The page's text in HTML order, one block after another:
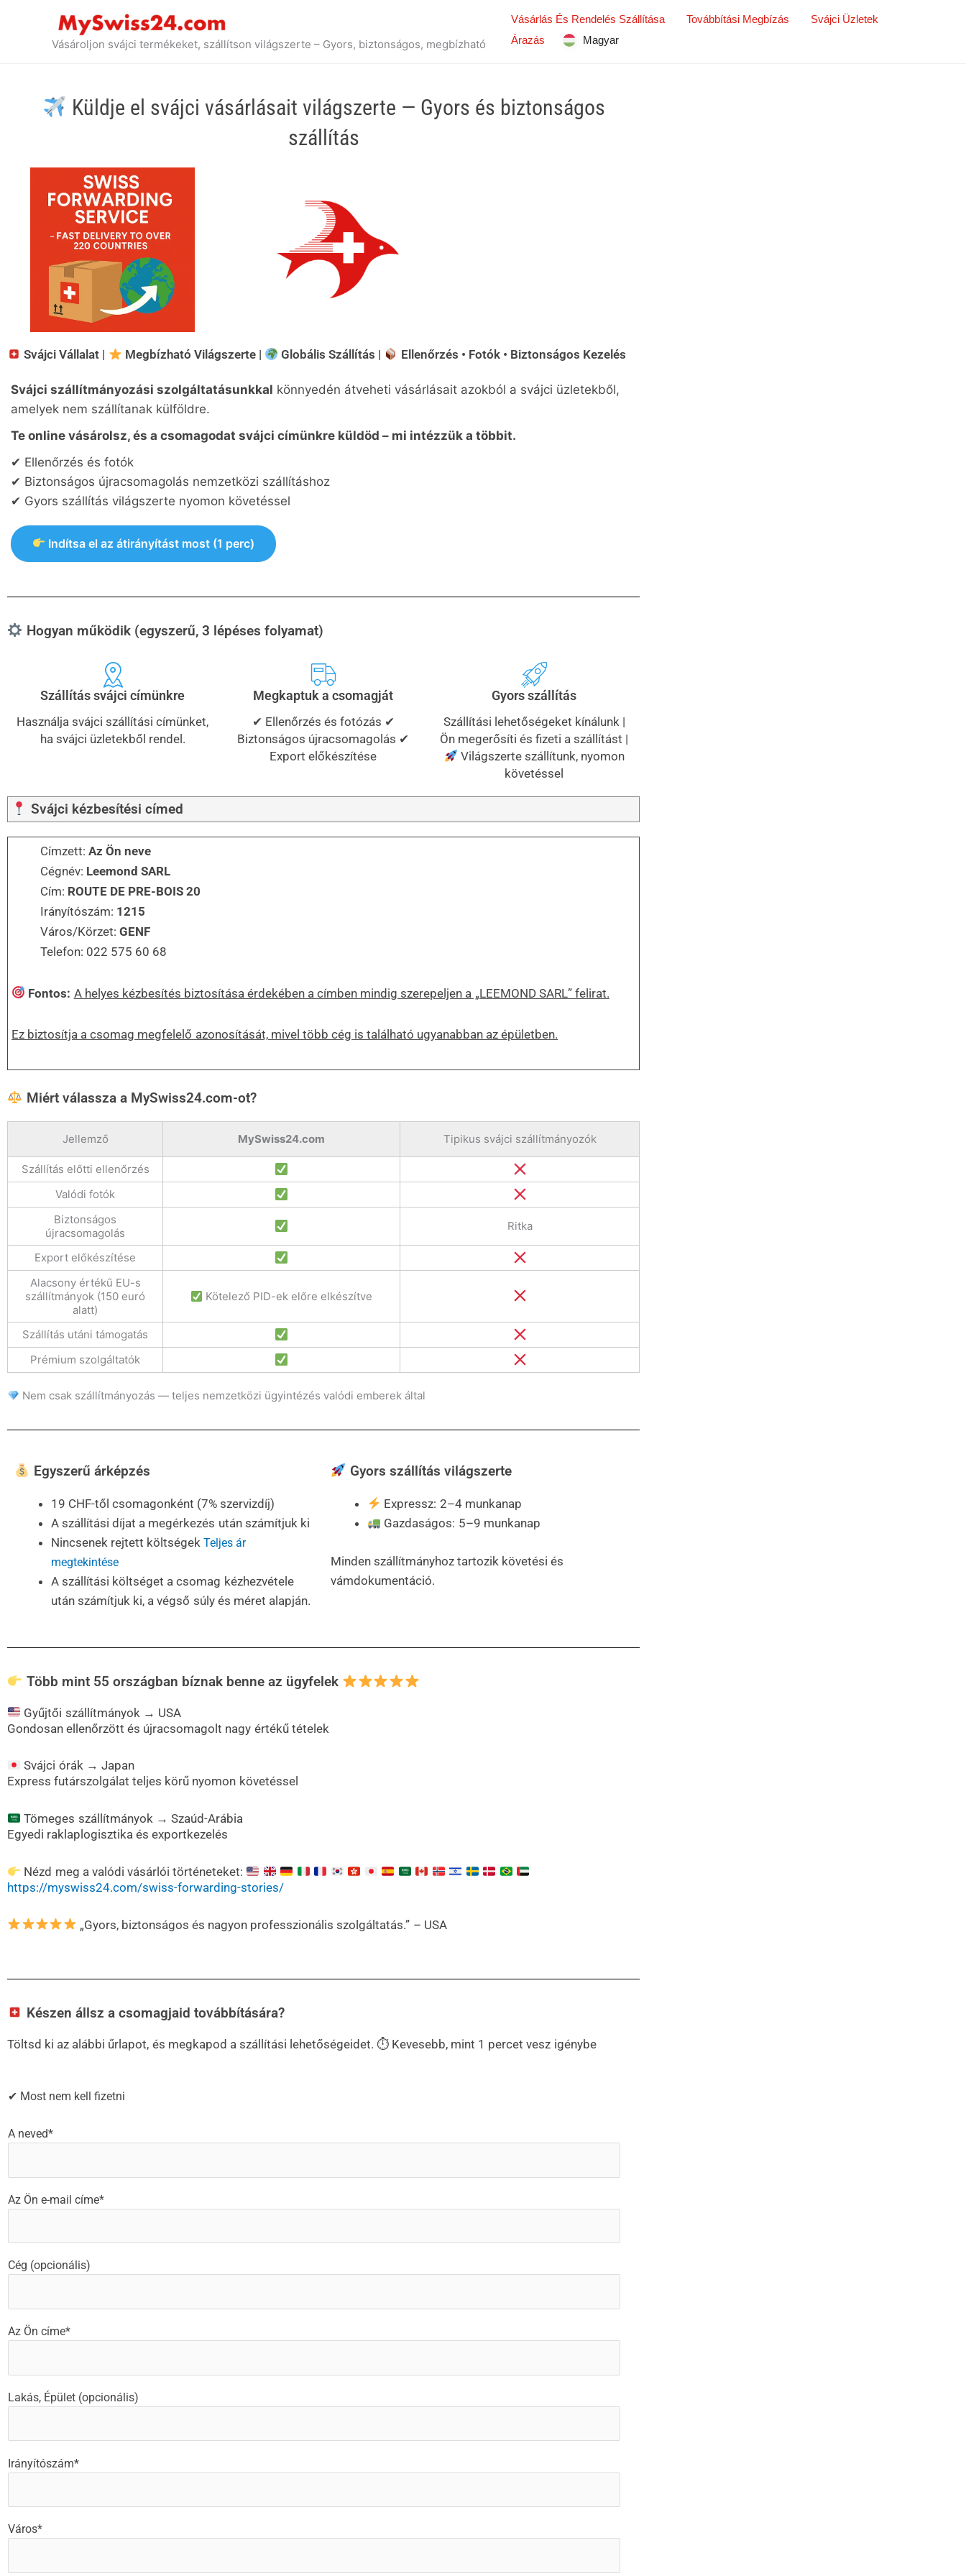
tartalomhozVásároljon svájci termékeket, szállítson világszerte – Gyors, biztonságos, megbízható
Vásárlás És Rendelés Szállítása Továbbítási Megbízás
Svájci Üzletek
Árazás
Magyar
Küldje el svájci vásárlásait világszerte — Gyors és biztonságos
szállítás
Svájci Vállalat | Megbízható Világszerte | Globális Szállítás | Ellenőrzés • Fotók • Biztonságos Kezelés
Svájci szállítmányozási szolgáltatásunkkal könnyedén átveheti vásárlásait azokból a svájci üzletekből,
amelyek nem szállítanak külföldre.
Te online vásárolsz, és a csomagodat svájci címünkre küldöd – mi intézzük a többit.
✔ Ellenőrzés és fotók
✔ Biztonságos újracsomagolás nemzetközi szállításhoz
✔ Gyors szállítás világszerte nyomon követéssel
Indítsa el az átirányítást most (1 perc)
Hogyan működik (egyszerű, 3 lépéses folyamat)
Szállítás svájci címünkre
Használja svájci szállítási címünket,
ha svájci üzletekből rendel.
Megkaptuk a csomagját
✔ Ellenőrzés és fotózás ✔
Biztonságos újracsomagolás ✔
Export előkészítése
Gyors szállítás
Szállítási lehetőségeket kínálunk |
Ön megerősíti és fizeti a szállítást |
Világszerte szállítunk, nyomon
követéssel
Svájci kézbesítési címed
Címzett:Az Ön neve
Cégnév: Leemond SARL
Cím: ROUTE DE PRE-BOIS 20
Irányítószám: 1215
Város/Körzet:GENF
Telefon: 022 575 60 68
Fontos: A helyes kézbesítés biztosítása érdekében a címben mindig szerepeljen a „LEEMOND SARL” felirat.
Ez biztosítja a csomag megfelelő azonosítását, mivel több cég is található ugyanabban az épületben.
Miért válassza a MySwiss24.com-ot?
Jellemző MySwiss24.com Tipikus svájci szállítmányozók
Szállítás előtti ellenőrzés
Valódi fotók
Biztonságos
újracsomagolás
Ritka
Export előkészítése
Alacsony értékű EU-s
szállítmányok (150 euró
alatt)
Kötelező PID-ek előre elkészítve
Szállítás utáni támogatás
Prémium szolgáltatók
Nem csak szállítmányozás — teljes nemzetközi ügyintézés valódi emberek által
Egyszerű árképzés
19 CHF-től csomagonként (7% szervizdíj)
A szállítási díjat a megérkezés után számítjuk ki
Nincsenek rejtett költségekTeljes ár
megtekintése
A szállítási költséget a csomag kézhezvétele
után számítjuk ki, a végső súly és méret alapján.
Gyors szállítás világszerte
Expressz: 2–4 munkanap
Gazdaságos: 5–9 munkanap
Minden szállítmányhoz tartozik követési és
vámdokumentáció.
Több mint 55 országban bíznak benne az ügyfelek
Gyűjtői szállítmányok → USA
Gondosan ellenőrzött és újracsomagolt nagy értékű tételek
Svájci órák → Japan
Express futárszolgálat teljes körű nyomon követéssel
Tömeges szállítmányok → Szaúd-Arábia
Egyedi raklaplogisztika és exportkezelés
Nézd meg a valódi vásárlói történeteket:
https://myswiss24.com/swiss-forwarding-stories/
„Gyors, biztonságos és nagyon professzionális szolgáltatás.” – USA
Készen állsz a csomagjaid továbbítására?
Töltsd ki az alábbi űrlapot, és megkapod a szállítási lehetőségeidet. ⏱ Kevesebb, mint 1 percet vesz igénybe
✔ Most nem kell fizetni
A neved*
Az Ön e-mail címe*
Cég (opcionális)
Az Ön címe*
Lakás, Épület (opcionális)
Irányítószám*
Város*